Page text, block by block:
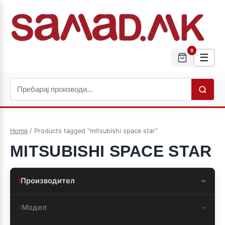
0
☰
Home / Products tagged “mitsubishi space star”
MITSUBISHI SPACE STAR
1Производител
2Модел